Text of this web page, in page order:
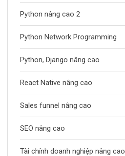
Python nâng cao 2
Python Network Programming
Python, Django nâng cao
React Native nâng cao
Sales funnel nâng cao
SEO nâng cao
Tài chính doanh nghiệp nâng cao